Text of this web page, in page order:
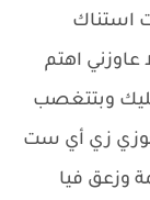
استناك
اهتم
وبتتغصب
جوزي زي أي ست
وزعق فيا